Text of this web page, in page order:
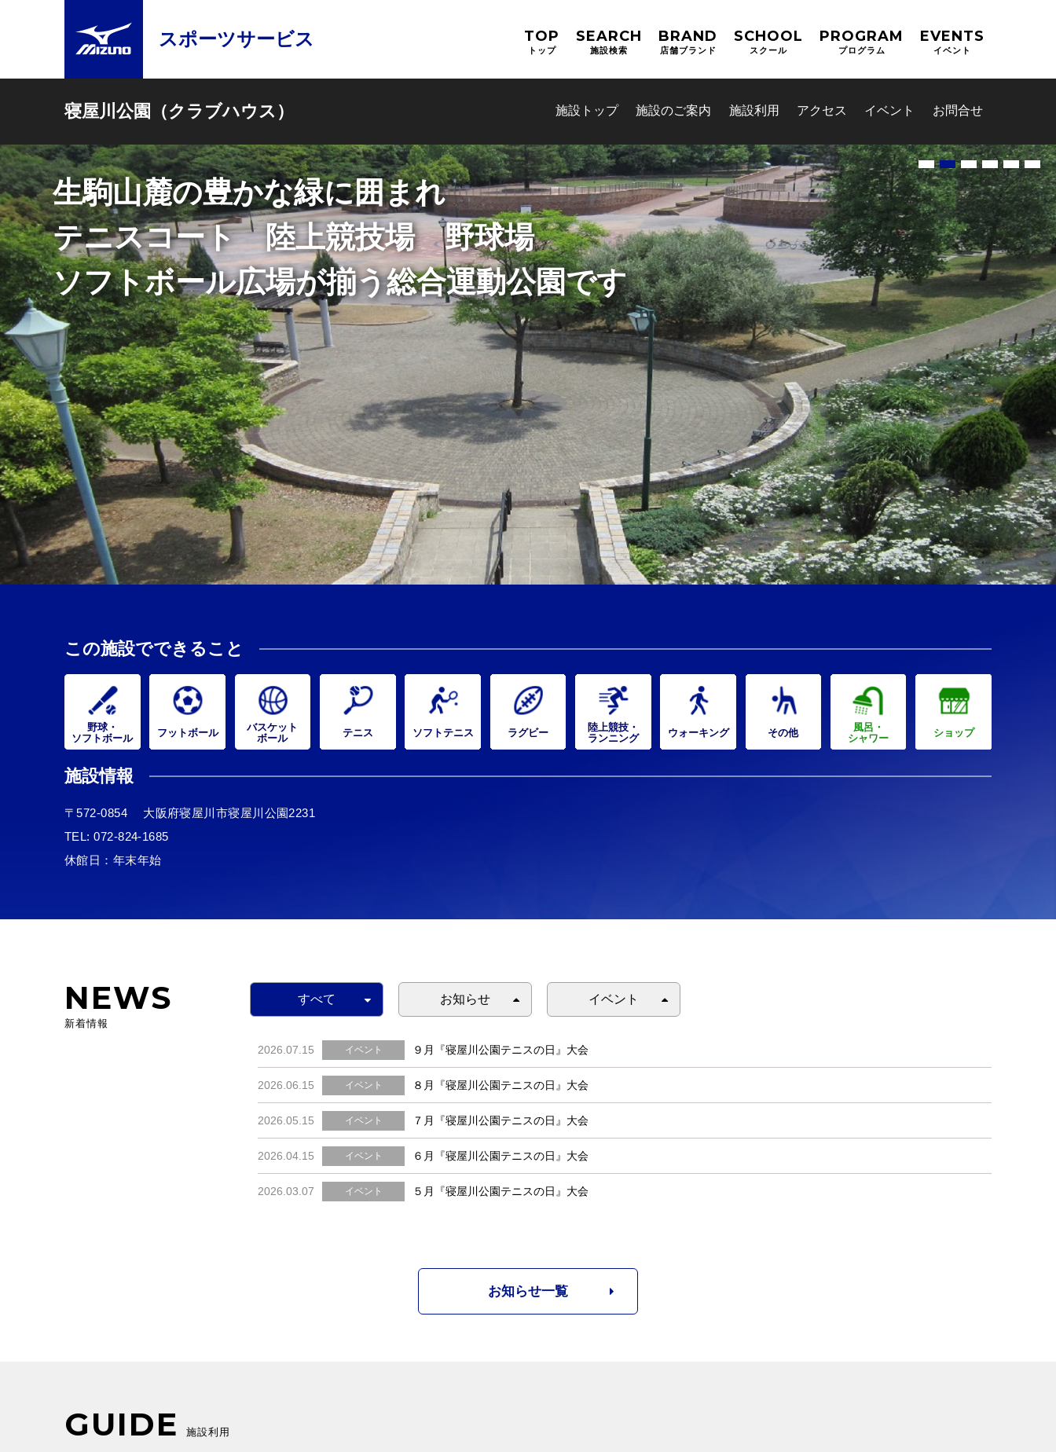
スポーツサービス TOP
トップ
SEARCH
施設検索
BRAND
店舗ブランド
SCHOOL
スクール
PROGRAM
プログラム
EVENTS
イベント
寝屋川公園（クラブハウス） 施設トップ 施設のご案内 施設利用 アクセス イベント お問合せ
足にやさしい砂入り人工芝コートが計１５面あります
ミズノテニススクールで一緒に汗を流しませんか
この施設でできること
野球・
ソフトボール
フットボール
バスケット
ボール
テニス ソフトテニス ラグビー
陸上競技・
ランニング
ウォーキング その他
風呂・
シャワー
ショップ
施設情報
〒572-0854
大阪府寝屋川市寝屋川公園2231
TEL:072-824-1685
休館日：年末年始
NEWS
新着情報
すべて お知らせ イベント
2026.07.15 イベント ９月『寝屋川公園テニスの日』大会
2026.06.15 イベント ８月『寝屋川公園テニスの日』大会
2026.05.15 イベント ７月『寝屋川公園テニスの日』大会
2026.04.15 イベント ６月『寝屋川公園テニスの日』大会
2026.03.07 イベント ５月『寝屋川公園テニスの日』大会
お知らせ一覧
GUIDE 施設利用